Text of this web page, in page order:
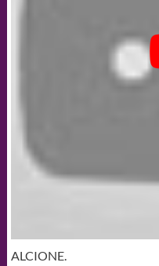
ALCIONE.